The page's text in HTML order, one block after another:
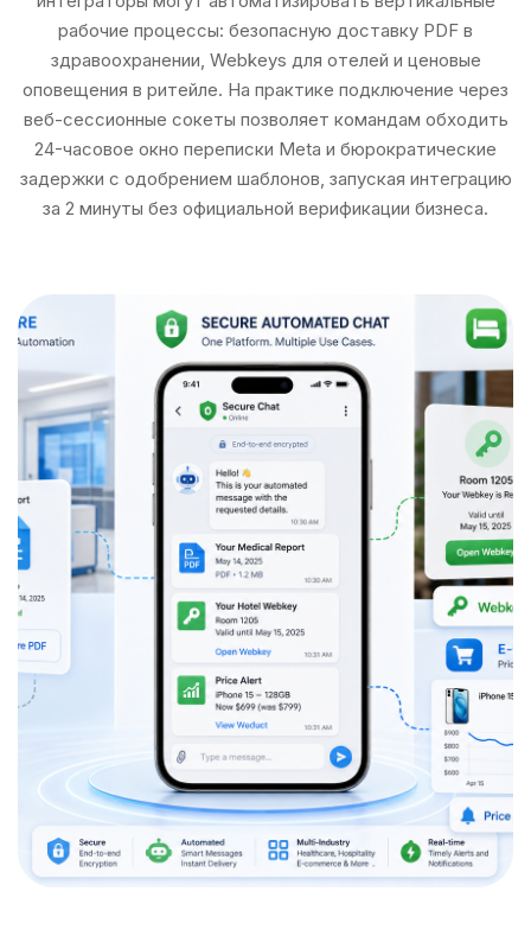
рабочие процессы: безопасную доставку PDF в
здравоохранении, Webkeys для отелей и ценовые
оповещения в ритейле. На практике подключение через
веб-сессионные сокеты позволяет командам обходить
24-часовое окно переписки Meta и бюрократические
задержки с одобрением шаблонов, запуская интеграцию
за 2 минуты без официальной верификации бизнеса.